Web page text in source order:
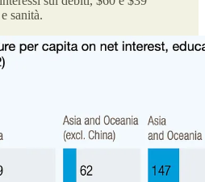
sanità.